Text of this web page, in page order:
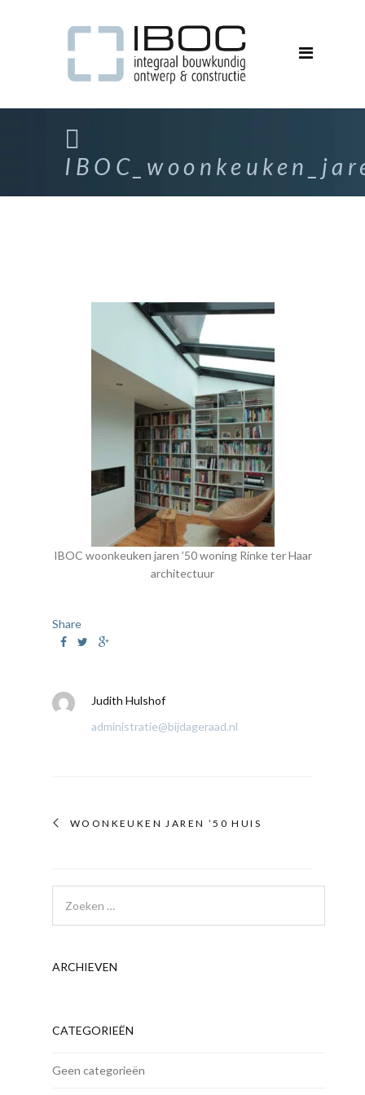
IBOC woonkeuken jaren ’50 woning Rinke ter Haar
architectuur
Share
Judith Hulshof
administratie@bijdageraad.nl
WOONKEUKEN JAREN ’50 HUIS
ARCHIEVEN
CATEGORIEËN
Geen categorieën